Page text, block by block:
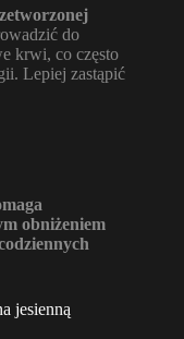
do
krwi, co często
Lepiej zastąpić
obniżeniem
jesienną